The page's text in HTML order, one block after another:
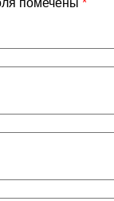
помечены*